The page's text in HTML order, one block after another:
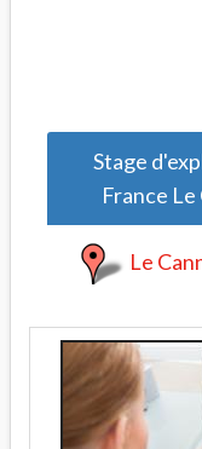
Stage
France
Le